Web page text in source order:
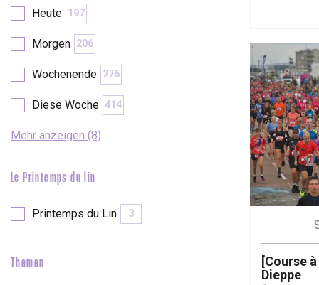
Duclair
Forges-les-
Heute 197
Morgen 206
Wochenende 276
Diese Woche 414
Mehr anzeigen (8)
Le Printemps du lin
Printemps du Lin 3
Themen
[Course
Dieppe